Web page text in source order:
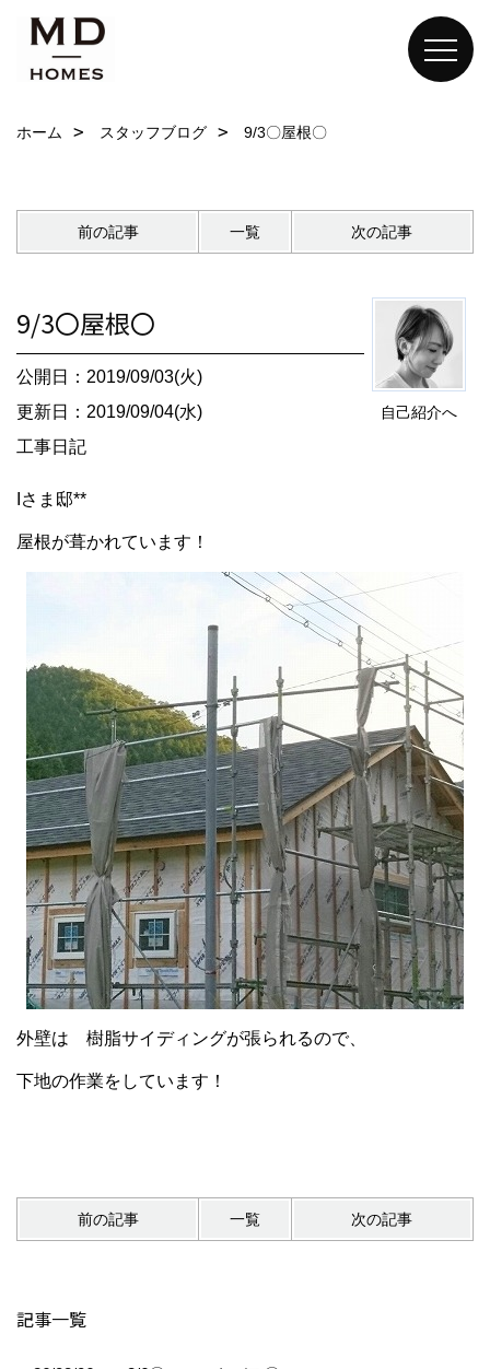
ホーム スタッフブログ 9/3〇屋根〇
前の記事 一覧 次の記事
自己紹介へ
9/3〇屋根〇
公開日：2019/09/03(火)
更新日：2019/09/04(水)
工事日記
Iさま邸**
屋根が葺かれています！
外壁は 樹脂サイディングが張られるので、
下地の作業をしています！
前の記事 一覧 次の記事
記事一覧